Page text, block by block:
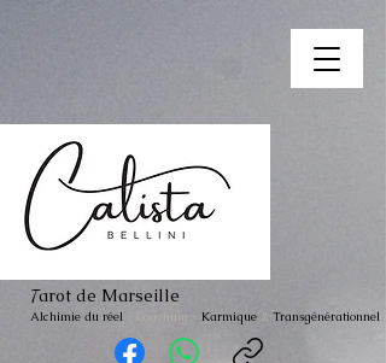
Tarot de Marseille
Alchimie du réel - Coaching Karmique & Transgénérationnel